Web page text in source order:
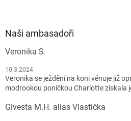
Naši ambasadoři
Veronika S.
10.3.2024
Veronika se ježdění na koni věnuje již
modrookou poničkou Charlotte získala
Givesta M.H. alias Vlastička